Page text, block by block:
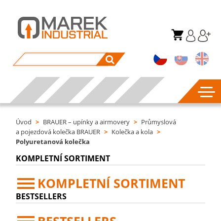
Úvod > BRAUER – upínky a airmovery > Průmyslová
a pojezdová kolečka BRAUER > Kolečka a kola >
Polyuretanová kolečka
KOMPLETNÍ SORTIMENT
KOMPLETNÍ SORTIMENT
BESTSELLERS